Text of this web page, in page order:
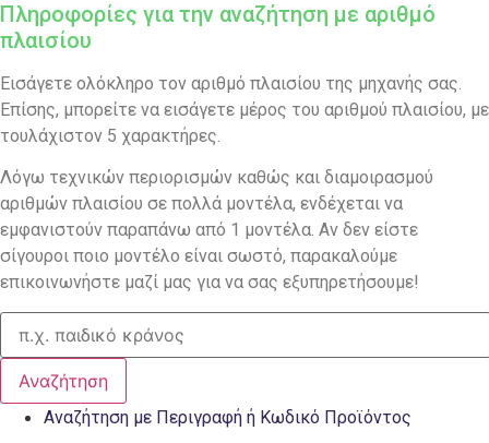
Πληροφορίες για την αναζήτηση με αριθμό
πλαισίου
Εισάγετε ολόκληρο τον αριθμό πλαισίου της μηχανής σας.
Επίσης, μπορείτε να εισάγετε μέρος του αριθμού πλαισίου, με
τουλάχιστον 5 χαρακτήρες.
Λόγω τεχνικών περιορισμών καθώς και διαμοιρασμού
αριθμών πλαισίου σε πολλά μοντέλα, ενδέχεται να
εμφανιστούν παραπάνω από 1 μοντέλα. Αν δεν είστε
σίγουροι ποιο μοντέλο είναι σωστό, παρακαλούμε
επικοινωνήστε μαζί μας για να σας εξυπηρετήσουμε!
Αναζήτηση
Αναζήτηση με Περιγραφή ή Κωδικό Προϊόντος